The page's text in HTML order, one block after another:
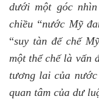
dưới một góc
chiều “nước Mỹ
“suy tàn đế chế
một thể chế là vấn
tương lai của
quan tâm của dư